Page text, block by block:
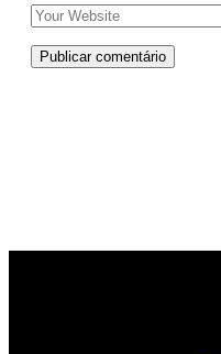
Publicar comentário